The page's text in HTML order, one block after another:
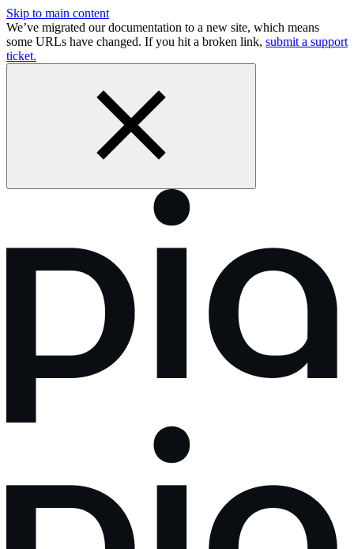
Skip to main content
We’ve migrated our documentation to a new site, which means
some URLs have changed. If you hit a broken link, submit a support
ticket.